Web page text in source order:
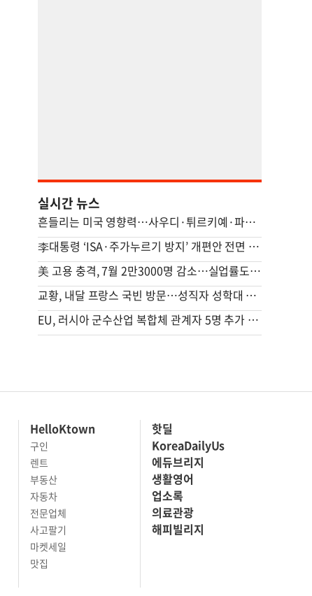
실시간 뉴스
흔들리는 미국 영향력…사우디·튀르키예·파키스탄 안보 손잡았다(종합)
李대통령 ‘ISA·주가누르기 방지’ 개편안 전면 재검토 지시
美 고용 충격, 7월 2만3000명 감소…실업률도 감소해 엇갈린 신호
교황, 내달 프랑스 국빈 방문…성직자 성학대 피해자 만난다
EU, 러시아 군수산업 복합체 관계자 5명 추가 제재
HelloKtown
구인
렌트
부동산
자동차
전문업체
사고팔기
마켓세일
맛집
핫딜
KoreaDailyUs
에듀브리지
생활영어
업소록
의료관광
해피빌리지